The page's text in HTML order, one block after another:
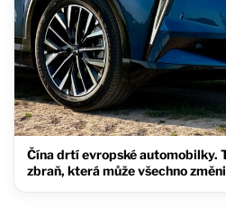
Čína drtí evropské automobilky.
zbraň, která může všechno